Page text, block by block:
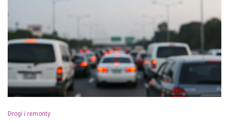
Drogi i remonty